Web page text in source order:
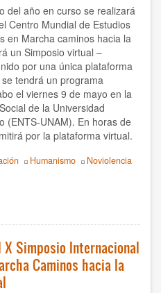
del año en curso se realizará
Centro Mundial de Estudios
en Marcha caminos hacia la
un Simposio virtual –
por una única plataforma
tendrá un programa
el viernes 9 de mayo en la
de la Universidad
(ENTS-UNAM). En horas de
por la plataforma virtual.
Humanismo Noviolencia
Simposio Internacional
Caminos hacia la